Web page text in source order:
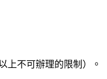
上不可辦理的限制）。